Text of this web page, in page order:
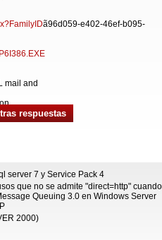
ã96d059-e402-46ef-b095-
mail and
respuestas
server 7 y Service Pack 4
que no se admite "direct=http" cuando
Queuing 3.0 en Windows Server
2000)